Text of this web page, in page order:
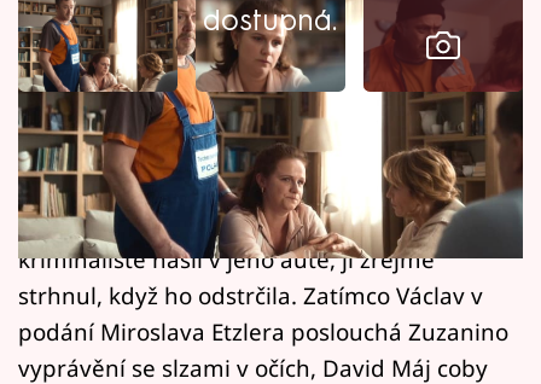
Seriály
Horoskopy
Sledujte prima+
Filmový festival Karlovy Vary
Pořady
Mámy sobě
dostupná.
Kristýna Badinková Nováková přizná jako
Zuzana rodičům i Ivanovi, že se ji zavražděný
Erben pokusil znásilnit. Šátek, který
kriminalisté našli v jeho autě, jí zřejmě
strhnul, když ho odstrčila. Zatímco Václav v
podání Miroslava Etzlera poslouchá Zuzanino
vyprávění se slzami v očích, David Máj coby